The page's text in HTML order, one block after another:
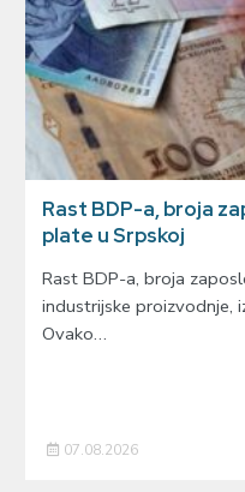
Rast BDP-a, broja
plate u Srpskoj
Rast BDP-a, broja
industrijske proizvodnje,
Ovako…
07.08.2026